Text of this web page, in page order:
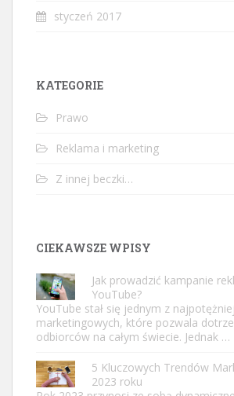
styczeń 2017
KATEGORIE
Prawo
Reklama i marketing
Z innej beczki…
CIEKAWSZE WPISY
Jak prowadzić kampanie
YouTube?
YouTube stał się jednym z
marketingowych, które pozwala
odbiorców na całym świecie. Jednak …
5 Kluczowych Trendów
2023 roku